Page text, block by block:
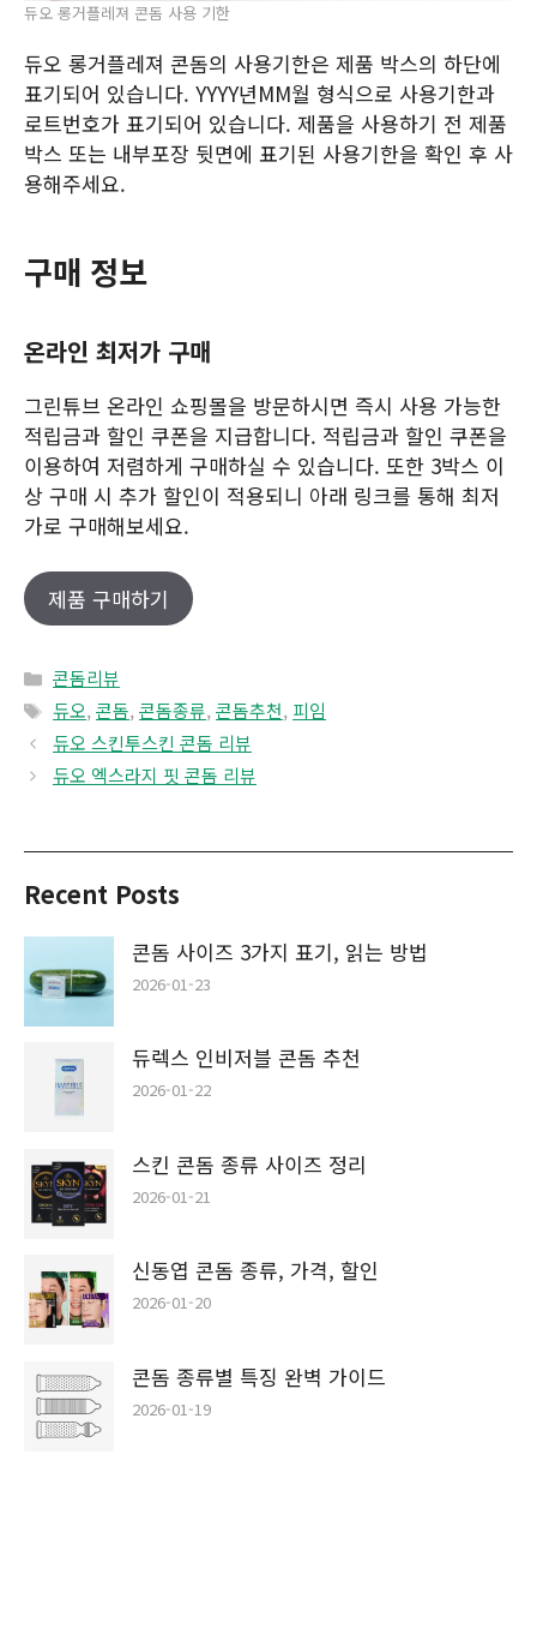
듀오 롱거플레져 콘돔 사용 기한
듀오 롱거플레져 콘돔의 사용기한은 제품 박스의 하단에
표기되어 있습니다. YYYY년MM월 형식으로 사용기한과
로트번호가 표기되어 있습니다. 제품을 사용하기 전 제품
박스 또는 내부포장 뒷면에 표기된 사용기한을 확인 후 사
용해주세요.
구매 정보
온라인 최저가 구매
그린튜브 온라인 쇼핑몰을 방문하시면 즉시 사용 가능한
적립금과 할인 쿠폰을 지급합니다. 적립금과 할인 쿠폰을
이용하여 저렴하게 구매하실 수 있습니다. 또한 3박스 이
상 구매 시 추가 할인이 적용되니 아래 링크를 통해 최저
가로 구매해보세요.
제품 구매하기
Categories
콘돔리뷰
Tags
듀오, 콘돔, 콘돔종류, 콘돔추천, 피임
듀오 스킨투스킨 콘돔 리뷰
듀오 엑스라지 핏 콘돔 리뷰
Recent Posts
콘돔 사이즈 3가지 표기, 읽는 방법
2026-01-23
듀렉스 인비저블 콘돔 추천
2026-01-22
스킨 콘돔 종류 사이즈 정리
2026-01-21
신동엽 콘돔 종류, 가격, 할인
2026-01-20
콘돔 종류별 특징 완벽 가이드
2026-01-19